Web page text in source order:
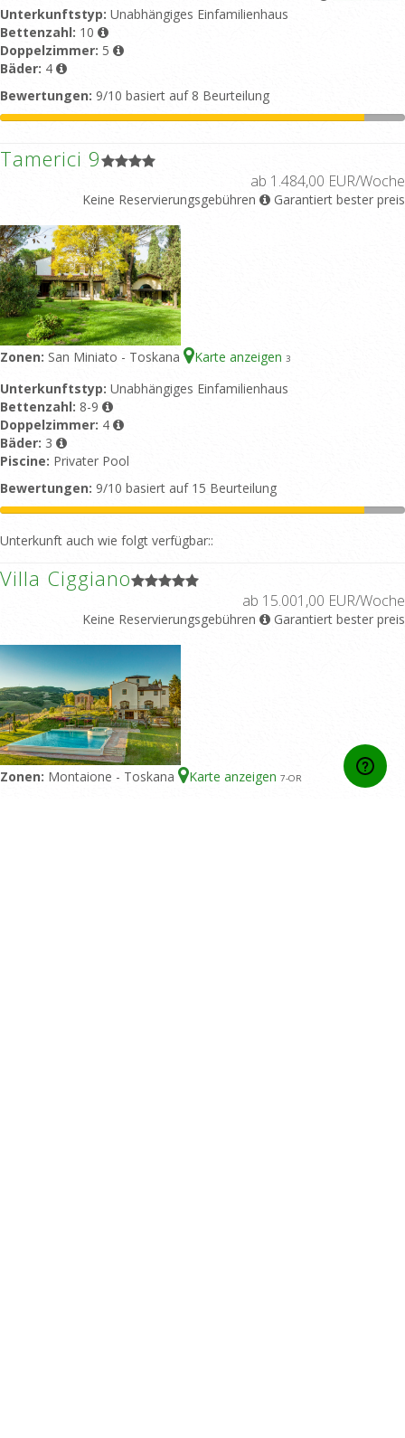
Unterkunftstyp: Unabhängiges Einfamilienhaus
Bettenzahl: 10
Doppelzimmer: 5
Bäder: 4
Bewertungen: 9/10 basiert auf 8 Beurteilung
Tamerici 9
ab 1.484,00 EUR/Woche
Keine Reservierungsgebühren Garantiert bester preis
Zonen: San Miniato - Toskana Karte anzeigen 3
Unterkunftstyp: Unabhängiges Einfamilienhaus
Bettenzahl: 8-9
Doppelzimmer: 4
Bäder: 3
Piscine: Privater Pool
Bewertungen: 9/10 basiert auf 15 Beurteilung
Unterkunft auch wie folgt verfügbar::
Villa Ciggiano
ab 15.001,00 EUR/Woche
Keine Reservierungsgebühren Garantiert bester preis
Zonen: Montaione - Toskana Karte anzeigen 7-OR